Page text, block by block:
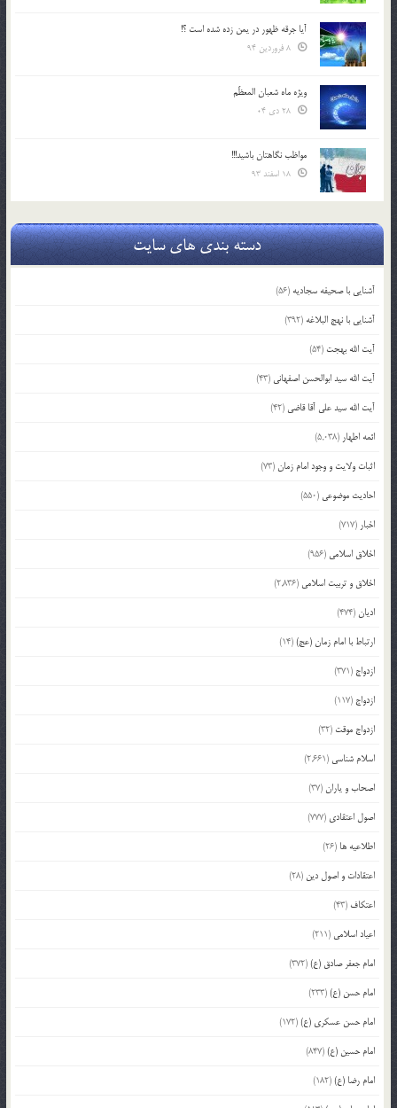
آیا جرقه ظهور در یمن زده شده است ؟!
ویژه ماه شعبان المعظّم
مواظب نگاهتان باشید!!!
دسته بندی های سایت
آشنایی با صحیفه سجادیه (56)
آشنایی با نهج البلاغه (392)
آیت الله بهجت (54)
آیت الله سید ابوالحسن اصفهانی (43)
آیت الله سید علی آقا قاضی (42)
ائمه اطهار (5,038)
اثبات ولایت و وجود امام زمان(73)
احادیث موضوعی (550)
اخبار (717)
اخلاق اسلامی (956)
اخلاق و تربیت اسلامی (2,836)
ادیان(474)
ارتباط با امام زمان (عج)(14)
ازدواج (371)
ازدواج (117)
ازدواج موقت (32)
اسلام شناسی (2,661)
اصحاب و یاران(37)
اصول اعتقادی (777)
اطلاعیه ها (26)
اعتقادات و اصول دین (28)
اعتکاف (43)
اعیاد اسلامی (211)
امام جعفر صادق (ع)(372)
امام حسن (ع)(233)
امام حسن عسکری (ع)(172)
امام حسین (ع)(847)
امام رضا (ع)(182)